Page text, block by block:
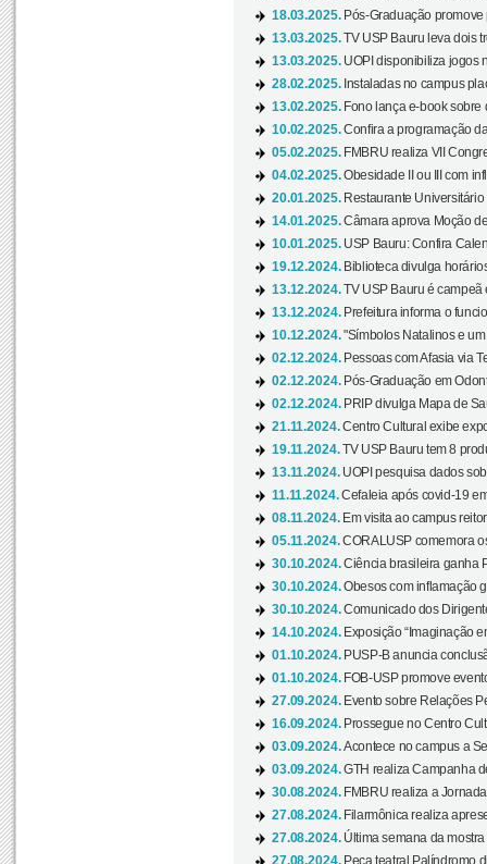
18.03.2025. Pós-Graduação
13.03.2025.TV USP Bauru leva dois
13.03.2025. UOPI disponibiliza jogos
28.02.2025. Instaladas no campus
13.02.2025. Fono lança e-book sobre
10.02.2025.Confira a programação
05.02.2025. FMBRU realiza VII
04.02.2025.Obesidade II ou III com
20.01.2025. Restaurante
14.01.2025.Câmara aprova Moção
10.01.2025. USP Bauru: Confira
19.12.2024. Biblioteca divulga
13.12.2024.TV USP Bauru é campeã
13.12.2024. Prefeitura informa o
10.12.2024."Símbolos Natalinos e
02.12.2024. Pessoas com Afasia via
02.12.2024. Pós-Graduação em
02.12.2024. PRIP divulga Mapa de
21.11.2024.Centro Cultural exibe
19.11.2024.TV USP Bauru tem 8
13.11.2024. UOPI pesquisa dados
11.11.2024.Cefaleia após covid-19
08.11.2024. Em visita ao campus
05.11.2024.CORALUSP comemora
30.10.2024.Ciência brasileira ganha
30.10.2024.Obesos com inflamação
30.10.2024.Comunicado dos
14.10.2024. Exposição “Imaginação
01.10.2024. PUSP-B anuncia
01.10.2024. FOB-USP promove
27.09.2024. Evento sobre Relações
16.09.2024. Prossegue no Centro
03.09.2024.Acontece no campus a
03.09.2024.GTH realiza Campanha
30.08.2024. FMBRU realiza a
27.08.2024. Filarmônica realiza
27.08.2024. Última semana da
27.08.2024. Peça teatral Palíndromo